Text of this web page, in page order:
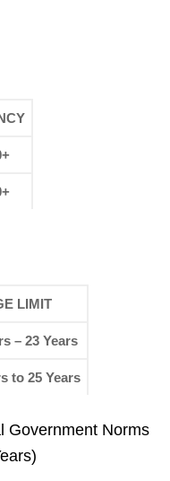
LIMIT
– 23 Years
to 25 Years
Government Norms